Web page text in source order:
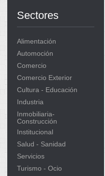
Sectores
Alimentación
Automoción
Comercio
Comercio Exterior
Cultura - Educación
Industria
Inmobiliaria-
Construcción
Institucional
Salud - Sanidad
Servicios
Turismo - Ocio